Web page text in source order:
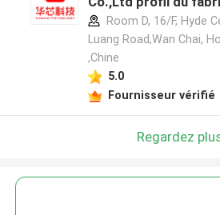
Room D, 16/F, Hyde
Luang Road,Wan Chai,
,Chine
5.0
Fournisseur vérifié
Regardez